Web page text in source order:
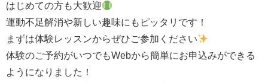
はじめての方も大歓迎
運動不足解消や新しい趣味にもピッタリです！
まずは体験レッスンからぜひご参加ください
体験のご予約がいつでもWebから簡単にお申込みができる
ようになりました！